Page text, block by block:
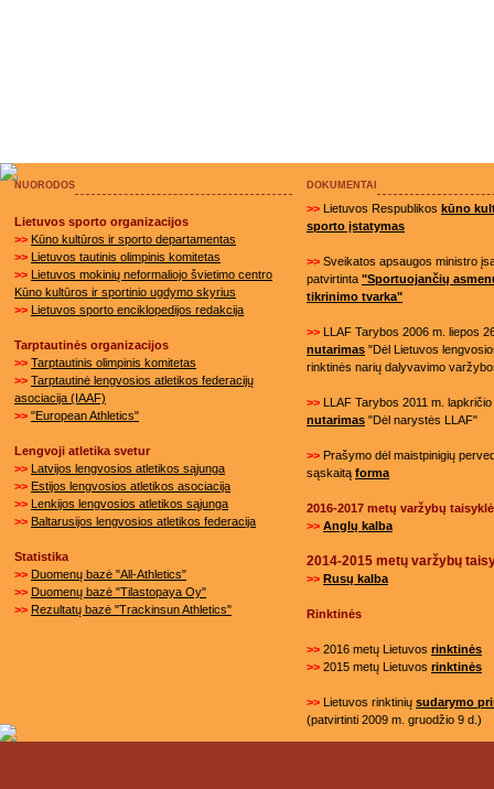
NUORODOS
Lietuvos sporto organizacijos
>> Kūno kultūros ir sporto departamentas
>> Lietuvos tautinis olimpinis komitetas
>> Lietuvos mokinių neformaliojo švietimo centro
Kūno kultūros ir sportinio ugdymo skyrius
>> Lietuvos sporto enciklopedijos redakcija
Tarptautinės organizacijos
>> Tarptautinis olimpinis komitetas
>> Tarptautinė lengvosios atletikos federacijų
asociacija (IAAF)
>> "European Athletics"
Lengvoji atletika svetur
>> Latvijos lengvosios atletikos sąjunga
>> Estijos lengvosios atletikos asociacija
>> Lenkijos lengvosios atletikos sąjunga
>> Baltarusijos lengvosios atletikos federacija
Statistika
>> Duomenų bazė "All-Athletics"
>> Duomenų bazė "Tilastopaya Oy"
>> Rezultatų bazė "Trackinsun Athletics"
DOKUMENTAI
>> Lietuvos Respublikos kūno
sporto įstatymas
>> Sveikatos apsaugos ministro
patvirtinta "Sportuojančių
tikrinimo tvarka"
>> LLAF Tarybos 2006 m. liepos
nutarimas "Dėl Lietuvos
rinktinės narių dalyvavimo
>> LLAF Tarybos 2011 m. lapkričio
nutarimas "Dėl narystės LLAF"
>> Prašymo dėl maistpinigių
sąskaitą forma
2016-2017 metų varžybų
>> Anglų kalba
2014-2015 metų varžybų
>> Rusų kalba
Rinktinės
>> 2016 metų Lietuvos rinktinės
>> 2015 metų Lietuvos rinktinės
>> Lietuvos rinktinių sudarymo
(patvirtinti 2009 m. gruodžio 9 d.)